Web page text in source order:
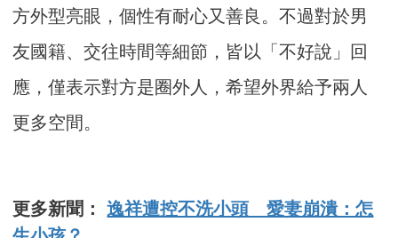
方外型亮眼，個性有耐心又善良。不過對於男
友國籍、交往時間等細節，皆以「不好說」回
應，僅表示對方是圈外人，希望外界給予兩人
更多空間。
更多新聞：逸祥遭控不洗小頭 愛妻崩潰：怎